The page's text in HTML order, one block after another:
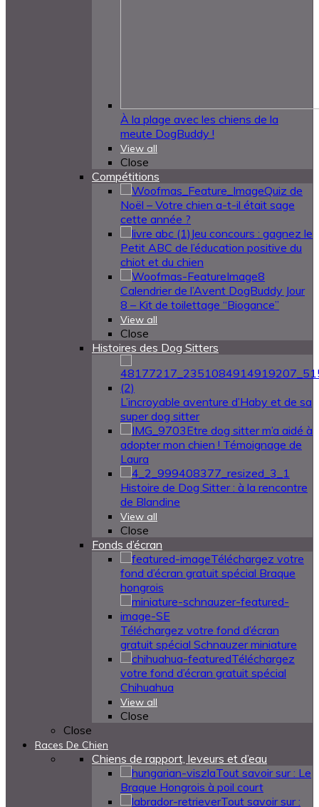
À la plage avec les chiens de la
meute DogBuddy !
View all
Close
Compétitions
Quiz de
Noël – Votre chien a-t-il était sage
cette année ?
Jeu concours : gagnez le
Petit ABC de l’éducation positive du
chiot et du chien
Calendrier de l’Avent DogBuddy Jour
8 – Kit de toilettage “Biogance”
View all
Close
Histoires des Dog Sitters
L’incroyable aventure d’Haby et de sa
super dog sitter
Etre dog sitter m’a aidé à
adopter mon chien ! Témoignage de
Laura
Histoire de Dog Sitter : à la rencontre
de Blandine
View all
Close
Fonds d’écran
Téléchargez votre
fond d’écran gratuit spécial Braque
hongrois
Téléchargez votre fond d’écran
gratuit spécial Schnauzer miniature
Téléchargez
votre fond d’écran gratuit spécial
Chihuahua
View all
Close
Close
Races De Chien
Chiens de rapport, leveurs et d’eau
Tout savoir sur : Le
Braque Hongrois à poil court
Tout savoir sur :